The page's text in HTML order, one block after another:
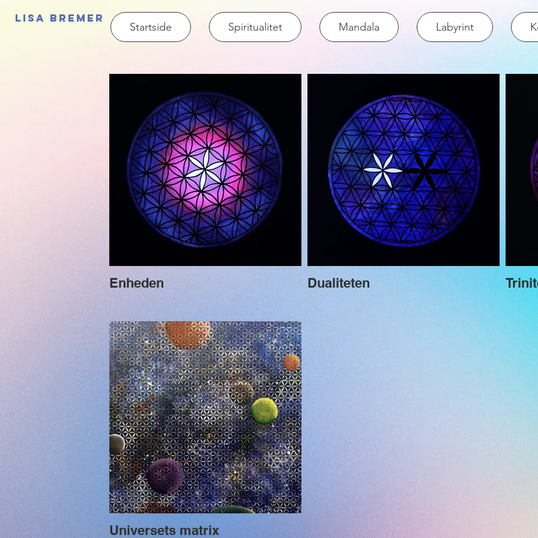
Lisa Bremer
Startside Spiritualitet Mandala Labyrint
Enheden Dualiteten
Universets matrix